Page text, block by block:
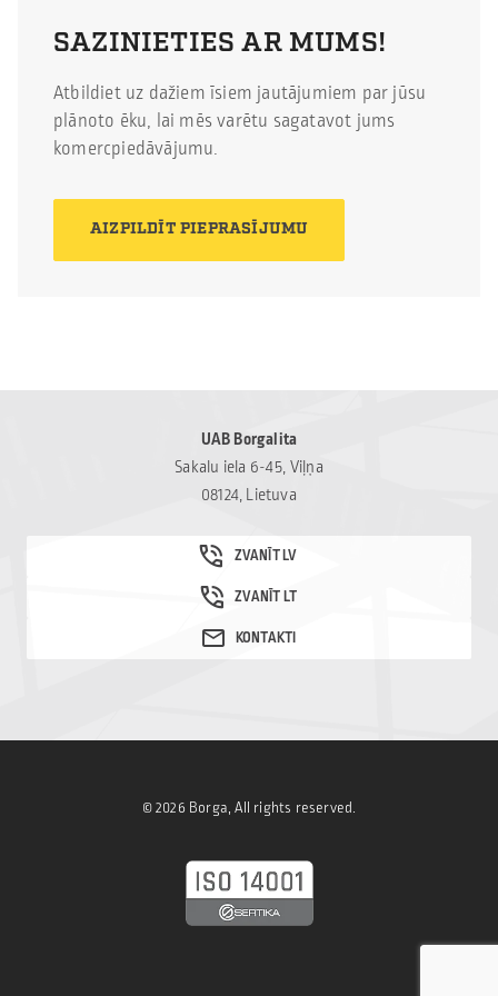
var kļūt […]
atbilst starptautiskajiem
balstīta uz atbildīgiem
un ilgtspējīgiem
vides pārvaldības
standartiem, kas palīdz
SAZINIETIES AR MUMS!
Atbildiet uz dažiem īsiem jautājumiem par jūsu
plānoto ēku, lai mēs varētu sagatavot jums
komercpiedāvājumu.
AIZPILDĪT PIEPRASĪJUMU
UAB Borgalita
Sakalu iela 6-45, Viļņa
08124, Lietuva
© 2026 Borga, All rights reserved.